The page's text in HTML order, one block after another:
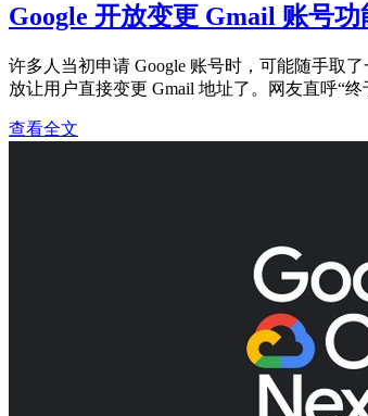
Google 开放变更 Gmail 账号
许多人当初申请 Google 账号时，可能随手取
放让用户直接变更 Gmail 地址了。网友直呼“
查看全文